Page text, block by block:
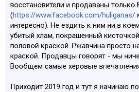
восстановители и продаваны только
(https://www.facebook.com/huliganas/
интересно). Не ездить к ним ни в
убитый хлам, покрашенный
половой краской. Ржавчина просто
краской. Продавцы говорят - мы
Вообщем самые херовые
Приходит 2019 год и тут я начинаю